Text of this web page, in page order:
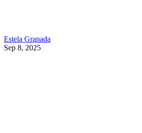
Estela Granada
Sep 8, 2025